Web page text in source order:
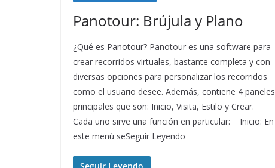
Panotour: Brújula y Plano
¿Qué es Panotour? Panotour es una software para
crear recorridos virtuales, bastante completa y con
diversas opciones para personalizar los recorridos
como el usuario desee. Además, contiene 4 paneles
principales que son: Inicio, Visita, Estilo y Crear.
Cada uno sirve una función en particular: Inicio: En
este menú seSeguir Leyendo